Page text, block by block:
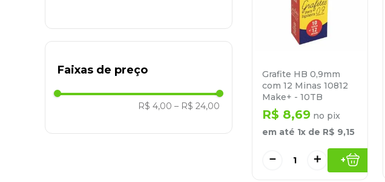
Faixas de preço
R$ 4,00 – R$ 24,00
Grafite HB 0,9mm
com 12 Minas 10812
Make+ - 10TB
R$ 8,69 no pix
em até 1x de R$ 9,15
＋
－ +